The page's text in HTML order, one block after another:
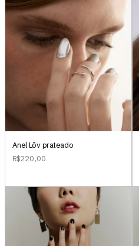
Anel Lôv prateado
R$220,00